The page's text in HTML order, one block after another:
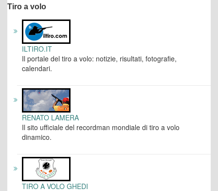
Tiro a volo
ILTIRO.IT
Il portale del tiro a volo: notizie, risultati, fotografie,
calendari.
RENATO LAMERA
Il sito ufficiale del recordman mondiale di tiro a volo
dinamico.
TIRO A VOLO GHEDI